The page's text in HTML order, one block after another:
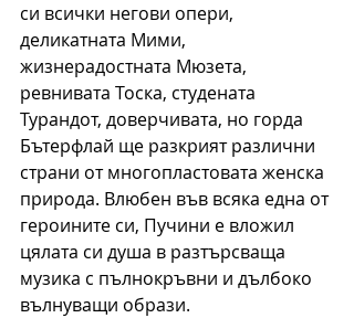
си всички негови опери,
деликатната Мими,
жизнерадостната Мюзета,
ревнивата Тоска, студената
Турандот, доверчивата, но горда
Бътерфлай ще разкрият различни
страни от многопластовата женска
природа. Влюбен във всяка една от
героините си, Пучини е вложил
цялата си душа в разтърсваща
музика с пълнокръвни и дълбоко
вълнуващи образи.